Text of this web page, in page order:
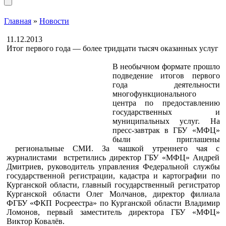
Главная » Новости
11.12.2013
Итог первого года — более тридцати тысяч оказанных услуг
В необычном формате прошло
подведение итогов первого
года деятельности
многофункционального
центра по предоставлению
государственных и
муниципальных услуг. На
пресс-завтрак в ГБУ «МФЦ»
были приглашены
региональные СМИ. За чашкой утреннего чая с
журналистами встретились директор ГБУ «МФЦ» Андрей
Дмитриев, руководитель управления Федеральной службы
государственной регистрации, кадастра и картографии по
Курганской области, главный государственный регистратор
Курганской области Олег Молчанов, директор филиала
ФГБУ «ФКП Росреестра» по Курганской области Владимир
Ломонов, первый заместитель директора ГБУ «МФЦ»
Виктор Ковалёв.